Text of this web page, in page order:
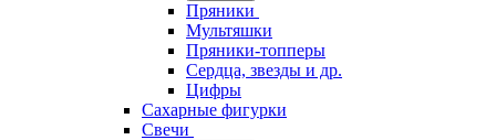
Пряники
Мультяшки
Пряники-топперы
Сердца, звезды и др.
Цифры
Сахарные фигурки
Свечи